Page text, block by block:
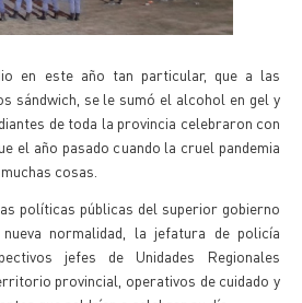
en este año tan particular, que a las
sándwich, se le sumó el alcohol en gel y
de toda la provincia celebraron con
el año pasado cuando la cruel pandemia
cosas.
políticas públicas del superior gobierno
normalidad, la jefatura de policía
jefes de Unidades Regionales
provincial, operativos de cuidado y